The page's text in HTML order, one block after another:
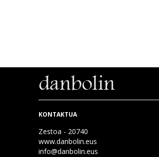
KONTAKTUA
Zestoa - 20740
www.danbolin.eus
info@danbolin.eus